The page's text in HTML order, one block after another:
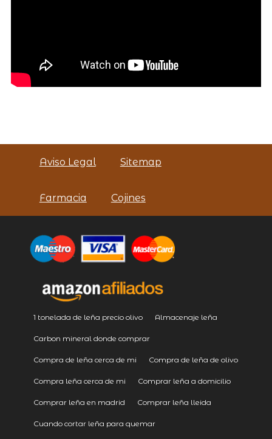
Aviso Legal Sitemap
Farmacia Cojines
1 tonelada de leña precio olivo Almacenaje leña
Carbon mineral donde comprar
Compra de leña cerca de mi Compra de leña de olivo
Compra leña cerca de mi Comprar leña a domicilio
Comprar leña en madrid Comprar leña lleida
Cuando cortar leña para quemar